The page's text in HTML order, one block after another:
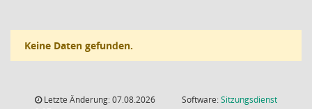
Keine Daten gefunden.
Letzte Änderung: 07.08.2026
Software:Sitzungsdienst